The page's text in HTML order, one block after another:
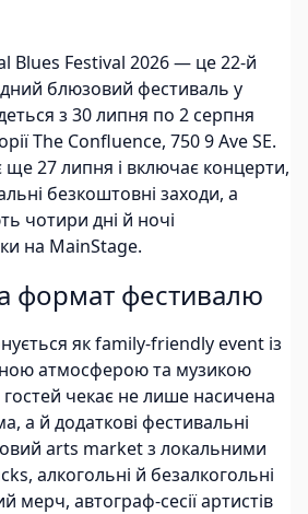
Blues Festival 2026 — це 22-й
блюзовий фестиваль у
з 30 липня по 2 серпня
The Confluence, 750 9 Ave SE.
ще 27 липня і включає концерти,
безкоштовні заходи, а
чотири дні й ночі
на MainStage.
формат фестивалю
як family-friendly event із
атмосферою та музикою
гостей чекає не лише насичена
а й додаткові фестивальні
arts market з локальними
алкогольні й безалкогольні
мерч, автограф-сесії артистів